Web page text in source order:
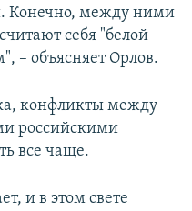
Конечно, между ними
себя "белой
– объясняет Орлов.
конфликты между
российскими
все чаще.
и в этом свете